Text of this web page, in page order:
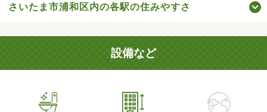
さいたま市浦和区内の各駅の住みやすさ
設備など